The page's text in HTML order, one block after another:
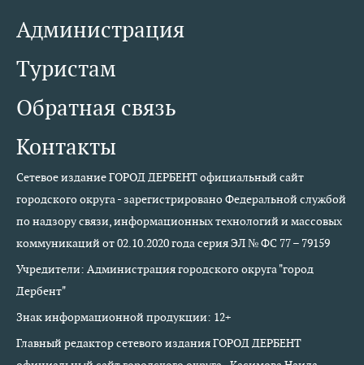
Администрация
Туристам
Обратная связь
Контакты
Сетевое издание ГОРОД ДЕРБЕНТ официальный сайт
городского округа - зарегистрировано Федеральной службой
по надзору связи, информационных технологий и массовых
коммуникаций от 02.10.2020 года серия ЭЛ № ФС 77 – 79159
Учредители: Администрация городского округа "город
Дербент"
Знак информационной продукции: 12+
Главный редактор сетевого издания ГОРОД ДЕРБЕНТ